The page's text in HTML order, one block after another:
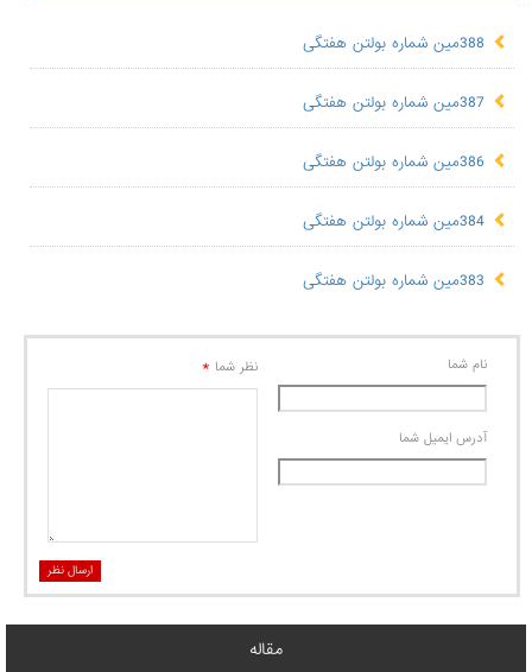
388مین شماره بولتن هفتگی
387مین شماره بولتن هفتگی
386مین شماره بولتن هفتگی
384مین شماره بولتن هفتگی
383مین شماره بولتن هفتگی
نام شما
آدرس ايميل شما
نظر شما *
ارسال نظر
مقاله